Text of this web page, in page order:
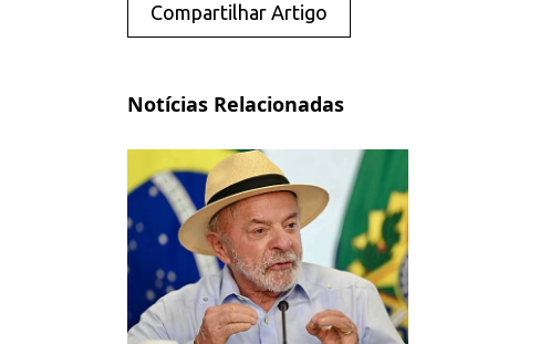
Compartilhar Artigo
Notícias Relacionadas